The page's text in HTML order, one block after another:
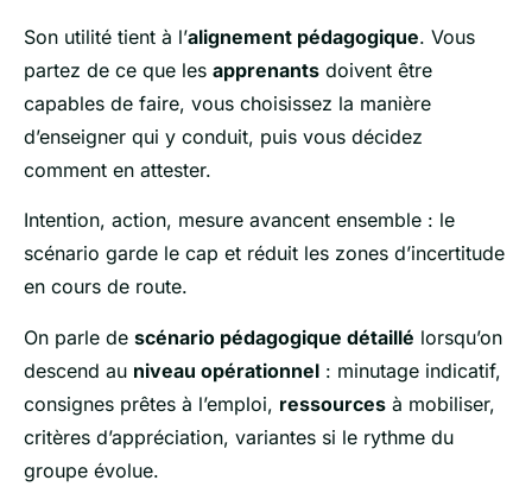
Son utilité tient à l’alignement pédagogique. Vous
partez de ce que les apprenants doivent être
capables de faire, vous choisissez la manière
d’enseigner qui y conduit, puis vous décidez
comment en attester.
Intention, action, mesure avancent ensemble : le
scénario garde le cap et réduit les zones d’incertitude
en cours de route.
On parle de scénario pédagogique détaillé lorsqu’on
descend au niveau opérationnel : minutage indicatif,
consignes prêtes à l’emploi, ressources à mobiliser,
critères d’appréciation, variantes si le rythme du
groupe évolue.